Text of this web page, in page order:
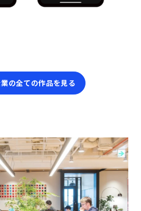
の全ての作品を見る